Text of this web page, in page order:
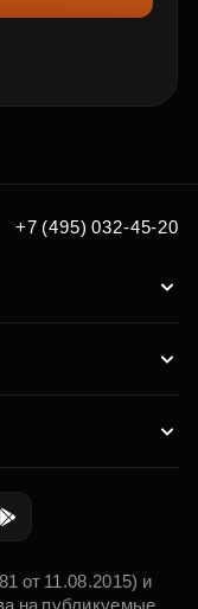
+7 (495) 032-45-20
от 11.08.2015) и
на публикуемые